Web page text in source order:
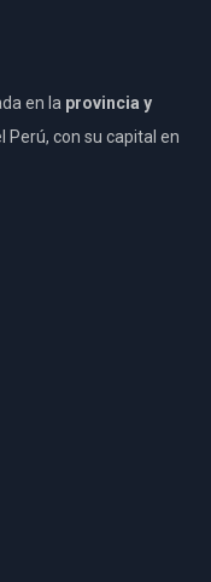
en la provincia y
Perú, con su capital en